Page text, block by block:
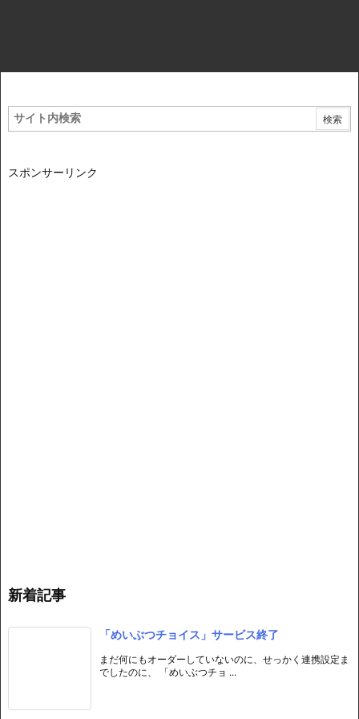
スポンサーリンク
新着記事
「めいぶつチョイス」サービス終了
まだ何にもオーダーしていないのに、せっかく連携設定ま
でしたのに、 「めいぶつチョ ...